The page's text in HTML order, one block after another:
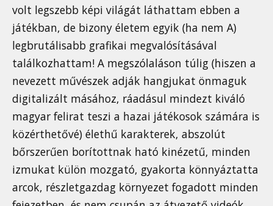
volt legszebb képi világát láthattam ebben a
játékban, de bizony életem egyik (ha nem A)
legbrutálisabb grafikai megvalósításával
találkozhattam! A megszólaláson túlig (hiszen a
nevezett művészek adják hangjukat önmaguk
digitalizált másához, ráadásul mindezt kiváló
magyar felirat teszi a hazai játékosok számára is
közérthetővé) élethű karakterek, abszolút
bőrszerűen borítottnak ható kinézetű, minden
izmukat külön mozgató, gyakorta könnyáztatta
arcok, részletgazdag környezet fogadott minden